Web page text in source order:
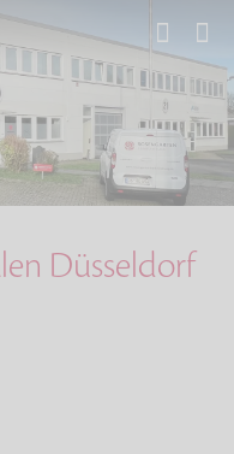
Düsseldorf